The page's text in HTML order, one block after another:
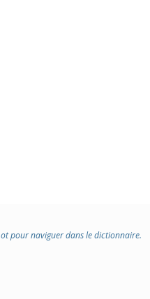
pour naviguer dans le dictionnaire.